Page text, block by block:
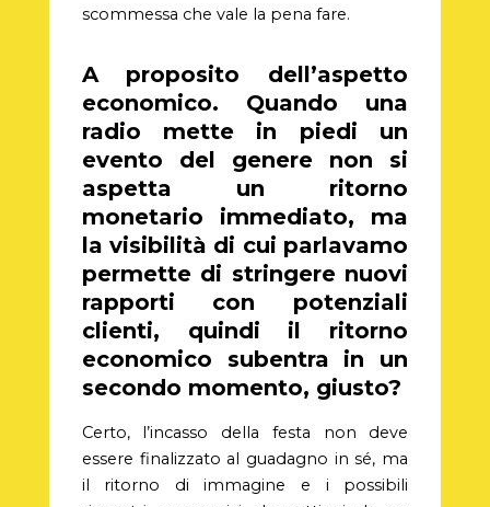
scommessa che vale la pena fare.
A proposito dell’aspetto
economico. Quando una
radio mette in piedi un
evento del genere non si
aspetta un ritorno
monetario immediato, ma
la visibilità di cui parlavamo
permette di stringere nuovi
rapporti con potenziali
clienti, quindi il ritorno
economico subentra in un
secondo momento, giusto?
Certo, l’incasso della festa non deve
essere finalizzato al guadagno in sé, ma
il ritorno di immagine e i possibili